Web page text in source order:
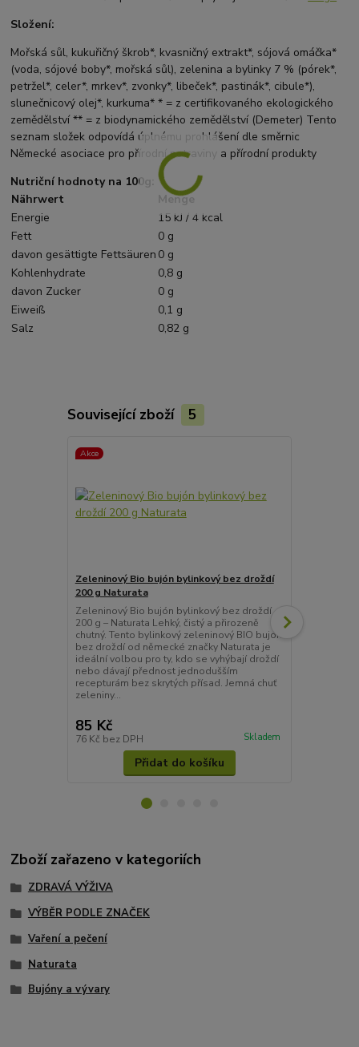
Složení:
Mořská sůl, kukuřičný škrob*, kvasničný extrakt*, sójová omáčka*
(voda, sójové boby*, mořská sůl), zelenina a bylinky 7 % (pórek*,
petržel*, celer*, mrkev*, zvonky*, libeček*, pastinák*, cibule*),
slunečnicový olej*, kurkuma* * = z certifikovaného ekologického
zemědělství ** = z biodynamického zemědělství (Demeter) Tento
seznam složek odpovídá úplnému prohlášení dle směrnic
Německé asociace pro přírodní potraviny a přírodní produkty
Nutriční hodnoty na 100g:
Nährwert
Menge
Energie
15 kJ / 4 kcal
Fett
0 g
davon gesättigte Fettsäuren 0 g
Kohlenhydrate
0,8 g
davon Zucker
0 g
Eiweiß
0,1 g
Salz
0,82 g
Související zboží 5
Akce
Zeleninový Bio bujón bylinkový bez droždí
200 g Naturata
Zeleninový Bio bujón bylinkový bez droždí
200 g – Naturata Lehký, čistý a přirozeně
chutný. Tento bylinkový zeleninový BIO bujón
bez droždí od německé značky Naturata je
ideální volbou pro ty, kdo se vyhýbají droždí
nebo dávají přednost jednodušším
recepturám bez skrytých přísad. Jemná chuť
zeleniny...
85 Kč
76 Kč bez DPH Skladem
Přidat do košíku
Zboží zařazeno v kategoriích
ZDRAVÁ VÝŽIVA
VÝBĚR PODLE ZNAČEK
Vaření a pečení
Naturata
Bujóny a vývary